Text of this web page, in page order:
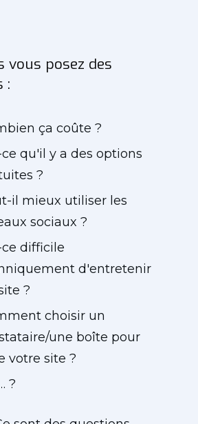
vous posez des
:
ça coûte ?
ce qu'il y a des options
?
il mieux utiliser les
sociaux ?
ce difficile
d'entretenir
?
choisir un
une boîte pour
votre site ?
?